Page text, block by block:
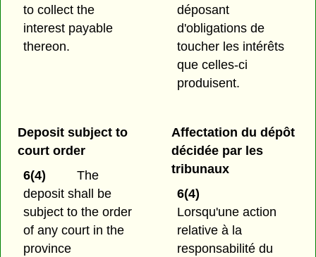
to collect the
interest payable
thereon.
déposant
d'obligations de
toucher les intérêts
que celles-ci
produisent.
Deposit subject to
court order
6(4)
The
deposit shall be
subject to the order
of any court in the
province
Affectation du dépôt
décidée par les
tribunaux
6(4)
Lorsqu'une action
relative à la
responsabilité du